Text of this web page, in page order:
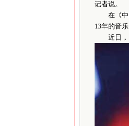
记者说。
在《中国
13年的音
近日，《